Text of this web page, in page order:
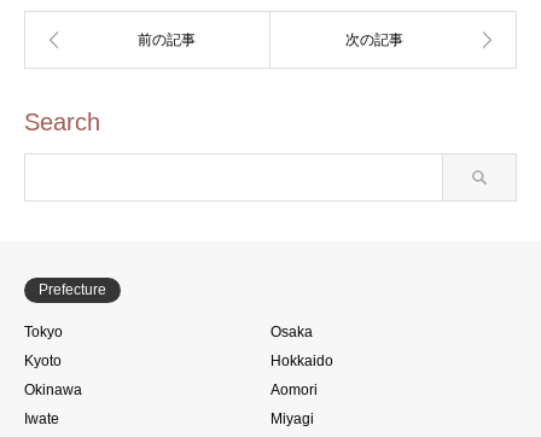
Search
Prefecture
Tokyo
Osaka
Kyoto
Hokkaido
Okinawa
Aomori
Iwate
Miyagi